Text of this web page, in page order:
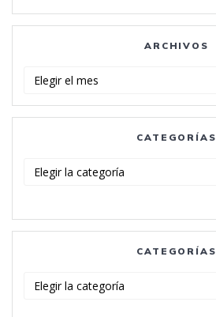
ARCHIVOS
CATEGORÍAS
CATEGORÍAS